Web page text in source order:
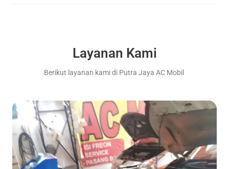
Layanan Kami
Berikut layanan kami di Putra Jaya AC Mobil